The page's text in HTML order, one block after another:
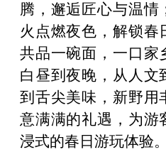
腾，邂逅匠心与温
火点燃夜色，解锁春
共品一碗面，一口家
白昼到夜晚，从人文
到舌尖美味，新野用
意满满的礼遇，为游
浸式的春日游玩体验。